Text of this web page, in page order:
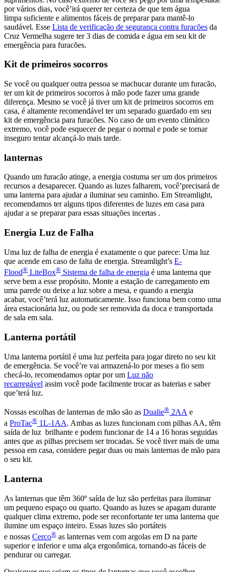
por vários dias, você’irá querer ter certeza de que tem água
limpa suficiente e alimentos fáceis de preparar para mantê-lo
saudável. Esse Lista de verificação de segurança contra furacões da
Cruz Vermelha sugere ter 3 dias de comida e água em seu kit de
emergência para furacões.
Kit de primeiros socorros
Se você ou qualquer outra pessoa se machucar durante um furacão,
ter um kit de primeiros socorros à mão pode fazer uma grande
diferença. Mesmo se você já tiver um kit de primeiros socorros em
casa, é altamente recomendável ter um separado guardado em seu
kit de emergência para furacões. No caso de um evento climático
extremo, você pode esquecer de pegar o normal e pode se tornar
inseguro tentar alcançá-lo mais tarde.
lanternas
Quando um furacão atinge, a energia costuma ser um dos primeiros
recursos a desaparecer. Quando as luzes falharem, você’precisará de
uma lanterna para ajudar a iluminar seu caminho. Em Streamlight,
recomendamos ter alguns tipos diferentes de luzes em casa para
ajudar a se preparar para essas situações incertas .
Energia Luz de Falha
Uma luz de falha de energia é exatamente o que parece: Uma luz
que acende em caso de falta de energia. Streamlight’s E-
Flood® LiteBox® Sistema de falha de energia é uma lanterna que
serve bem a esse propósito. Monte a estação de carregamento em
uma parede ou deixe a luz sobre a mesa, e quando a energia
acabar, você’terá luz automaticamente. Isso funciona bem como uma
área estacionária luz, ou pode ser removida da doca e transportada
de sala em sala.
Lanterna portátil
Uma lanterna portátil é uma luz perfeita para jogar direto no seu kit
de emergência. Se você’re vai armazená-lo por meses a fio sem
checá-lo, recomendamos optar por um Luz não
recarregável assim você pode facilmente trocar as baterias e saber
que’terá luz.
Nossas escolhas de lanternas de mão são as Dualie® 2AA e
a ProTac® 1L-1AA. Ambas as luzes funcionam com pilhas AA, têm
saída de luz brilhante e podem funcionar de 14 a 16 horas seguidas
antes que as pilhas precisem ser trocadas. Se você tiver mais de uma
pessoa em casa, considere pegar duas ou mais lanternas de mão para
o seu kit.
Lanterna
As lanternas que têm 360º saída de luz são perfeitas para iluminar
um pequeno espaço ou quarto. Quando as luzes se apagam durante
qualquer clima extremo, pode ser reconfortante ter uma lanterna que
ilumine um espaço inteiro. Essas luzes são portáteis
e nossas Cerco® as lanternas vem com argolas em D na parte
superior e inferior e uma alça ergonômica, tornando-as fáceis de
pendurar ou carregar.